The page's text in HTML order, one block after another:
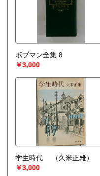
ボブマン全集 8
￥3,000
学生時代
（久米正雄）
￥3,000